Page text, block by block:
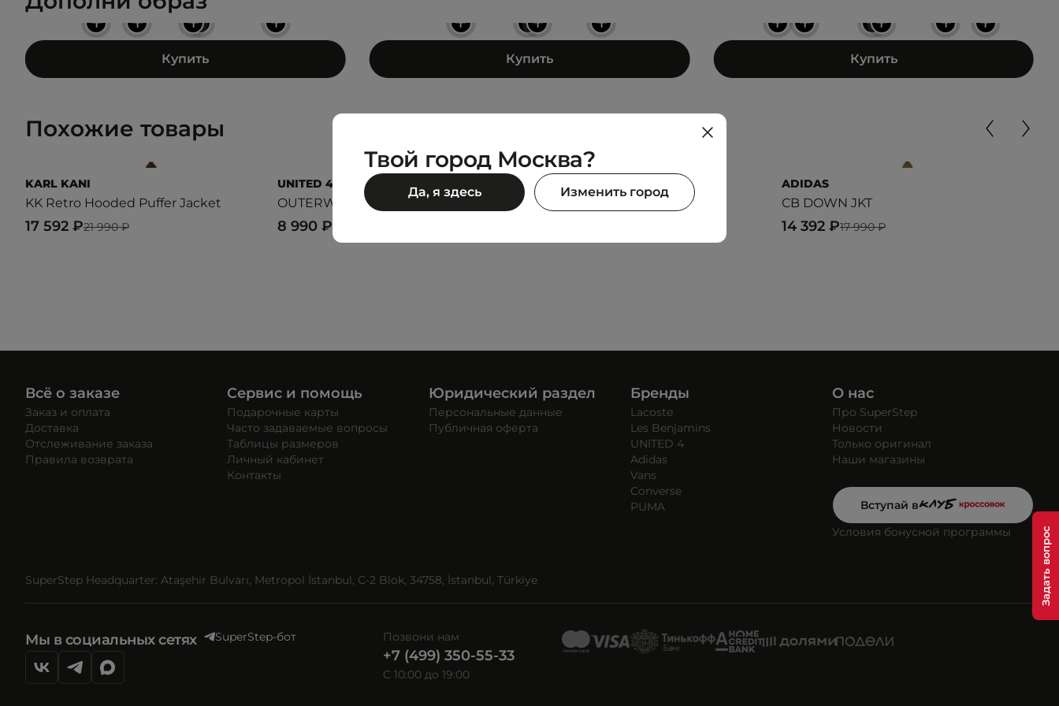
+
+
+ + +
Купить
+
+
+ +
Купить
+
+
+ + +
+
Купить
Похожие товары
KARL KANI
KK Retro Hooded Puffer Jacket
21 990 ₽
17 592 ₽
UNITED 4
OUTERWEAR
8 990 ₽
ANTA
Group PurchaseDown Jacket
ADIDAS
CB DOWN JKT
17 990 ₽
14 392 ₽
Всё о заказе
Заказ и оплата
Доставка
Отслеживание заказа
Правила возврата
Сервис и помощь
Подарочные карты
Часто задаваемые вопросы
Таблицы размеров
Личный кабинет
Контакты
Юридический раздел
Персональные данные
Публичная оферта
Бренды
Lacoste
Les Benjamins
UNITED 4
Adidas
Vans
Converse
PUMA
О нас
Про SuperStep
Новости
Только оригинал
Наши магазины
Вступай в
Условия бонусной программы
SuperStep Headquarter: Ataşehir Bulvarı, Metropol İstanbul, C-2 Blok, 34758, İstanbul, Türkiye
Мы в социальных сетях SuperStep-бот Позвони нам
+7 (499) 350-55-33
C 10:00 до 19:00
Твой город Москва?
Да, я здесь Изменить город